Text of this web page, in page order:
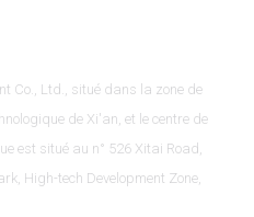
Co., Ltd., situé dans la zone de
de Xi'an, et le centre de
est situé au n° 526 Xitai Road,
High-tech Development Zone,